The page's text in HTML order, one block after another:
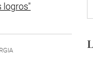
logros"